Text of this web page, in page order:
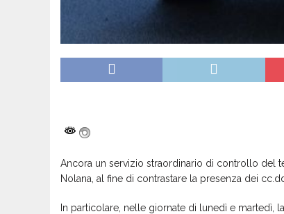
Ancora un servizio straordinario di controllo del
Nolana, al fine di contrastare la presenza dei
In particolare, nelle giornate di lunedì e martedì,